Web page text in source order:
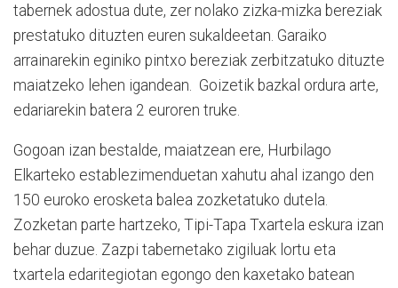
tabernek adostua dute, zer nolako zizka-mizka bereziak
prestatuko dituzten euren sukaldeetan. Garaiko
arrainarekin eginiko pintxo bereziak zerbitzatuko dituzte
maiatzeko lehen igandean. Goizetik bazkal ordura arte,
edariarekin batera 2 euroren truke.
Gogoan izan bestalde, maiatzean ere, Hurbilago
Elkarteko establezimenduetan xahutu ahal izango den
150 euroko erosketa balea zozketatuko dutela.
Zozketan parte hartzeko, Tipi-Tapa Txartela eskura izan
behar duzue. Zazpi tabernetako zigiluak lortu eta
txartela edaritegiotan egongo den kaxetako batean